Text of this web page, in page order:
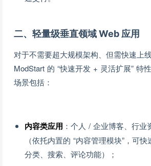
二、轻量级垂直领域 Web 应用
对于不需要超大规模架构、但需快速上
ModStart 的 “快速开发 + 灵活扩展” 特
场景包括：
内容类应用 ：个人 / 企业博客、行业
（依托内置的 “内容管理模块”，可快
分类、搜索、评论功能）；